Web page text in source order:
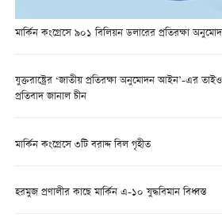
মার্কিন কংগ্রেসে ৯০১ বিলিয়ন ডলারের প্রতিরক্ষা
যুক্তরাষ্ট্রের ‘জাতীয় প্রতিরক্ষা অনুমোদন আইন’-এর
প্রতিবাদ জানাল চীন
মার্কিন কংগ্রেসে ৩টি বরাদ্দ বিল গৃহীত
হরমুজ প্রণালীর কাছে মার্কিন এ-১০ যুদ্ধবিমান বিধ্বস্ত